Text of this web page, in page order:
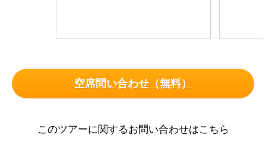
空席問い合わせ（無料）
このツアーに関するお問い合わせはこちら